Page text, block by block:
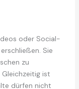
oder Social-
Sie
zu
ist
dürfen nicht